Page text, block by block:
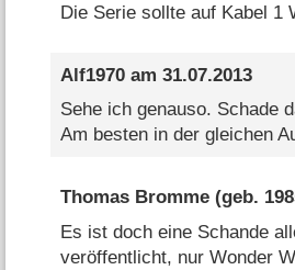
Die Serie sollte auf Kabel 1
Alf1970am 31.07.2013
Sehe ich genauso. Schade
Am besten in der gleichen
Thomas Bromme(geb.
Es ist doch eine Schande
veröffentlicht, nur Wonder